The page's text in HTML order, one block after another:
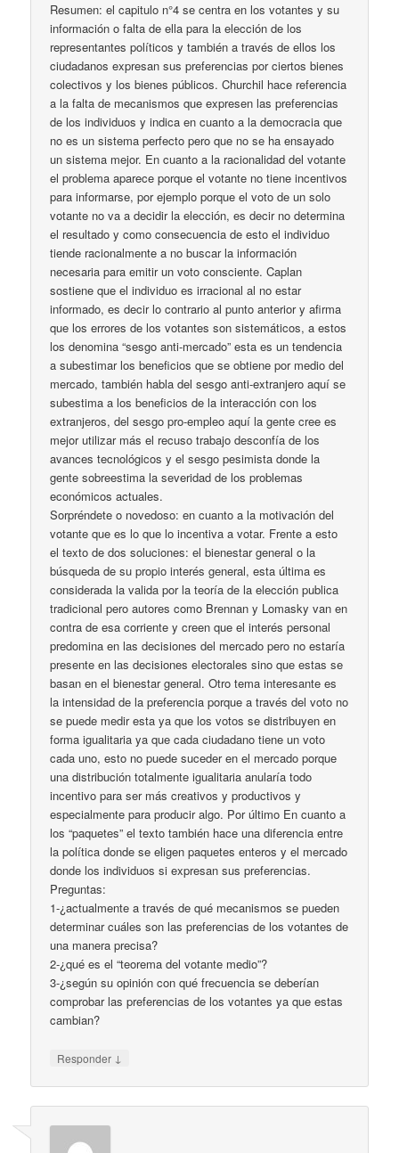
Resumen: el capitulo n°4 se centra en los votantes y su
información o falta de ella para la elección de los
representantes políticos y también a través de ellos los
ciudadanos expresan sus preferencias por ciertos bienes
colectivos y los bienes públicos. Churchil hace referencia
a la falta de mecanismos que expresen las preferencias
de los individuos y indica en cuanto a la democracia que
no es un sistema perfecto pero que no se ha ensayado
un sistema mejor. En cuanto a la racionalidad del votante
el problema aparece porque el votante no tiene incentivos
para informarse, por ejemplo porque el voto de un solo
votante no va a decidir la elección, es decir no determina
el resultado y como consecuencia de esto el individuo
tiende racionalmente a no buscar la información
necesaria para emitir un voto consciente. Caplan
sostiene que el individuo es irracional al no estar
informado, es decir lo contrario al punto anterior y afirma
que los errores de los votantes son sistemáticos, a estos
los denomina “sesgo anti-mercado” esta es un tendencia
a subestimar los beneficios que se obtiene por medio del
mercado, también habla del sesgo anti-extranjero aquí se
subestima a los beneficios de la interacción con los
extranjeros, del sesgo pro-empleo aquí la gente cree es
mejor utilizar más el recuso trabajo desconfía de los
avances tecnológicos y el sesgo pesimista donde la
gente sobreestima la severidad de los problemas
económicos actuales.
Sorpréndete o novedoso: en cuanto a la motivación del
votante que es lo que lo incentiva a votar. Frente a esto
el texto de dos soluciones: el bienestar general o la
búsqueda de su propio interés general, esta última es
considerada la valida por la teoría de la elección publica
tradicional pero autores como Brennan y Lomasky van en
contra de esa corriente y creen que el interés personal
predomina en las decisiones del mercado pero no estaría
presente en las decisiones electorales sino que estas se
basan en el bienestar general. Otro tema interesante es
la intensidad de la preferencia porque a través del voto no
se puede medir esta ya que los votos se distribuyen en
forma igualitaria ya que cada ciudadano tiene un voto
cada uno, esto no puede suceder en el mercado porque
una distribución totalmente igualitaria anularía todo
incentivo para ser más creativos y productivos y
especialmente para producir algo. Por último En cuanto a
los “paquetes” el texto también hace una diferencia entre
la política donde se eligen paquetes enteros y el mercado
donde los individuos si expresan sus preferencias.
Preguntas:
1-¿actualmente a través de qué mecanismos se pueden
determinar cuáles son las preferencias de los votantes de
una manera precisa?
2-¿qué es el “teorema del votante medio”?
3-¿según su opinión con qué frecuencia se deberían
comprobar las preferencias de los votantes ya que estas
cambian?
Responder ↓